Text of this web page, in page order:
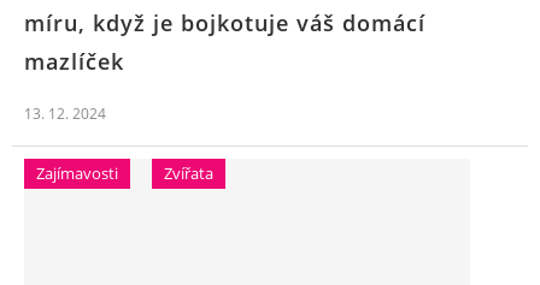
míru, když je bojkotuje váš domácí
mazlíček
13. 12. 2024
Zajímavosti Zvířata